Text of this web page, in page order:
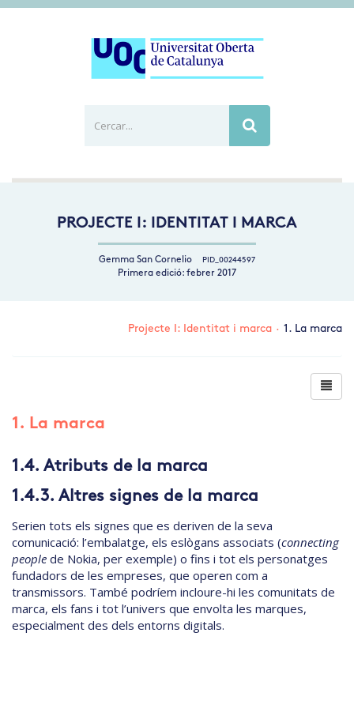
PROJECTE I: IDENTITAT I MARCA
Gemma San Cornelio PID_00244597
Primera edició: febrer 2017
Projecte I: Identitat i marca · 1. La marca
1. La marca
1.4. Atributs de la marca
1.4.3. Altres signes de la marca
Serien tots els signes que es deriven de la seva
comunicació: l’embalatge, els eslògans associats (connecting
people de Nokia, per exemple) o fins i tot els personatges
fundadors de les empreses, que operen com a
transmissors. També podríem incloure-hi les comunitats de
marca, els fans i tot l’univers que envolta les marques,
especialment des dels entorns digitals.